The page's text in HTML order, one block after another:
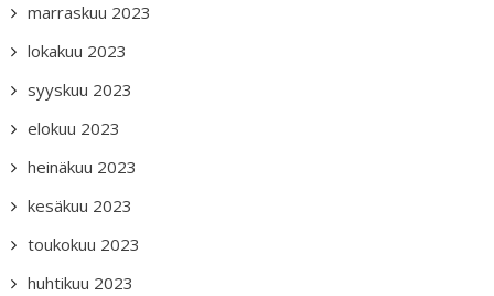
marraskuu 2023
lokakuu 2023
syyskuu 2023
elokuu 2023
heinäkuu 2023
kesäkuu 2023
toukokuu 2023
huhtikuu 2023